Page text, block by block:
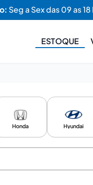
Seg a Sex das 09 as
ESTOQUE
Honda Hyundai